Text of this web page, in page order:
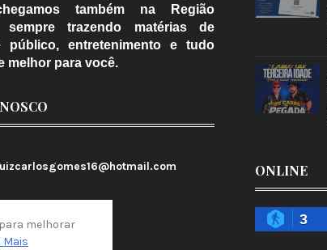
também na Região
sempre trazendo matérias de
público, entretenimento e tudo
melhor para você.
ONLINE
3
melhorar
Mais